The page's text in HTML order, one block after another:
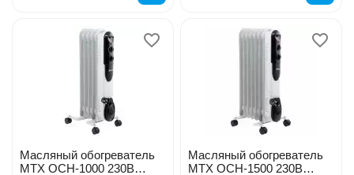
Масляный обогреватель
MTX OCH-1000 230В
Масляный обогреватель
MTX OCH-1500 230В